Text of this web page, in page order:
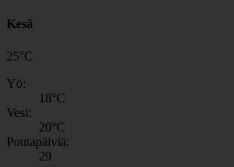
Kesä
25°C
Yö:
18°C
Vesi:
20°C
Poutapäiviä:
29